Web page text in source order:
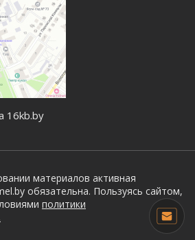
16kb.by
материалов активная
обязательна. Пользуясь сайтом,
политики